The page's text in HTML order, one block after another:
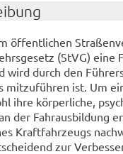
öf­fent­li­chen
(StVG) eine
wird durch den
mit­zu­füh­ren ist. Um
ihre kör­per­li­che,
der Fahr­aus­bil­dung
Kraft­fahr­zeugs
zur